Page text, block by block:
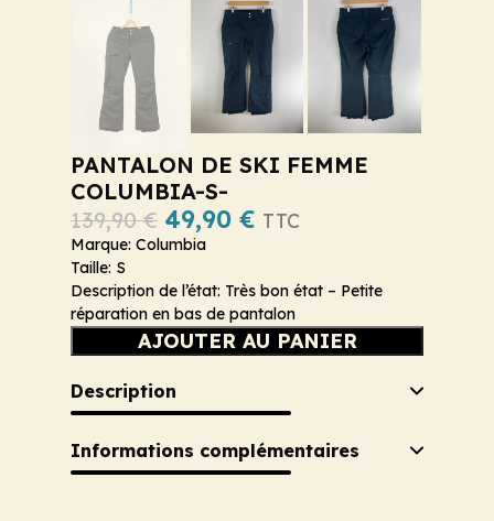
PANTALON DE SKI FEMME
COLUMBIA-S-
139,90€ 49,90 € TTC
Marque: Columbia
Taille: S
Description de l’état: Très bon état – Petite
réparation en bas de pantalon
AJOUTER AU PANIER
Description
Informations complémentaires